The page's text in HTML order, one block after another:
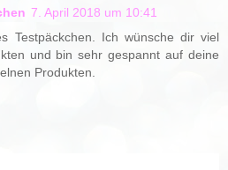
7. April 2018 um 10:41
Testpäckchen. Ich wünsche dir viel
und bin sehr gespannt auf deine
Produkten.